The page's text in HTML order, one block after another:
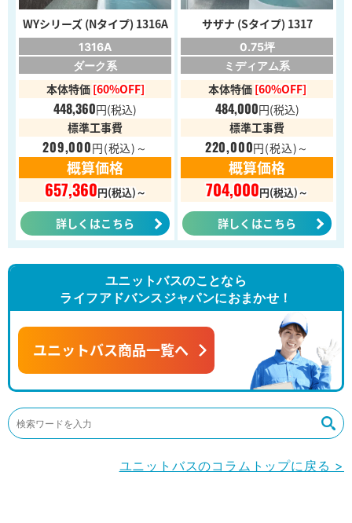
WYシリーズ (Nタイプ) 1316A
1316A
ダーク系
本体特価 [60%OFF]
448,360円(税込)
標準工事費
209,000円(税込)～
概算価格
657,360円(税込)～
詳しくはこちら
サザナ (Sタイプ) 1317
0.75坪
ミディアム系
本体特価 [60%OFF]
484,000円(税込)
標準工事費
220,000円(税込)～
概算価格
704,000円(税込)～
詳しくはこちら
ユニットバスのことなら
ライフアドバンスジャパンにおまかせ！
ユニットバス商品一覧へ
ユニットバスのコラムトップに戻る >